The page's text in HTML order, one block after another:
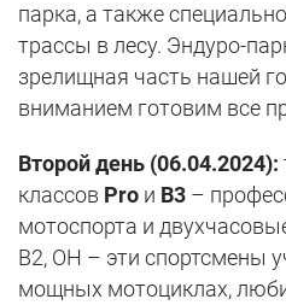
парка, а также
трассы в лесу. Эндуро-
зрелищная часть нашей
вниманием готовим все
Второй день (06.04.2024):
классов Pro и В3 –
мотоспорта и
В2, ОН – эти спортсмены
мощных мотоциклах,